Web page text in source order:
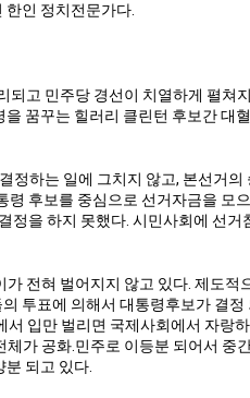
한인 정치전문가다.
고 민주당 경선이 치열하게 펼쳐
꿈꾸는 힐러리 클린턴 후보간 대
정하는 일에 그치지 않고, 본선거의
후보를 중심으로 선거자금을 모
정을 하지 못했다. 시민사회에 선거
가 전혀 벌어지지 않고 있다. 제도
투표에 의해서 대통령후보가 결
입만 벌리면 국제사회에서 자랑
가 공화.민주로 이등분 되어서 중
분 되고 있다.